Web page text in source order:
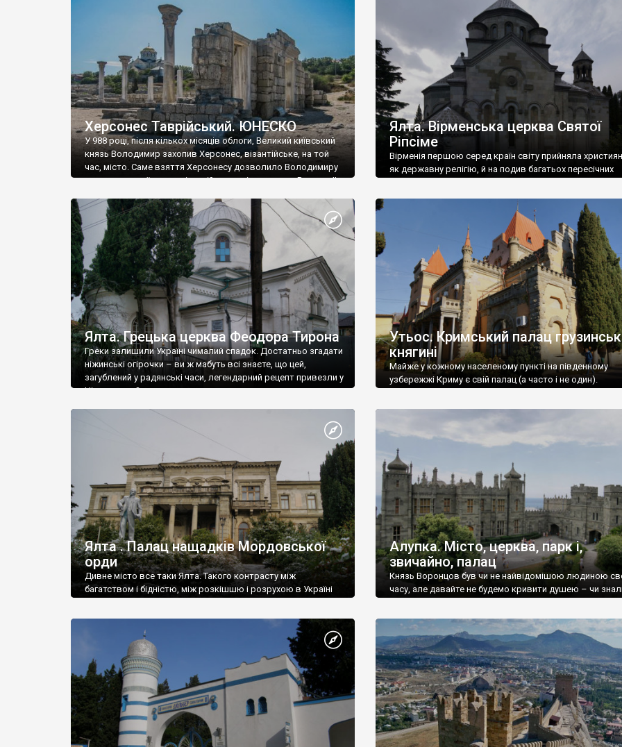
візантійської доби. Раритети викрадені з фондів об’єкту
культурної спадщини ЮНЕСКО «Херсонеса Таврійського».
Офіційно – на виставку «Золото Візантії», але експерти та
влада в Україні вважають це лише […]
називаються «повстяками» (postaki)…” “Вино. Крим
виробляє відмінне вино і його вдосталь: воно все
легке біле і дуже […]
Херсонес Таврійський. ЮНЕСКО
У 988 році, після кількох місяців облоги, Великий київський
князь Володимир захопив Херсонес, візантійське, на той
час, місто. Саме взяття Херсонесу дозволило Володимиру
диктувати свої умови візантійському імператору Василю ІІ,
Херсонесі Володимир-язичник, став Василем-
християнином. А потім було Хрещення Русі. На честь
Херсонесу Таврійського названо місто […]
Ялта. Вірменська церква Святої
Ріпсіме
Вірменія першою серед країн світу прийняла
як державну релігію, й на подив багатьох пересічних
Ялта. Грецька церква Феодора Тирона
Греки залишили Україні чималий спадок. Достатньо згадати
ніжинські огірочки – ви ж мабуть всі знаєте, що цей,
загублений у радянські часи, легендарний рецепт привезли у
Ніжин греки?
Утьос. Кримський палац
княгині
Майже у кожному населеному пункті на південному
узбережжі Криму є свій палац (а часто і не один).
Ялта . Палац нащадків Мордовської
орди
Дивне місто все таки Ялта. Такого контрасту між
багатством і бідністю, між розкішшю і розрухою в Україні
Алупка. Місто, церква, парк і,
звичайно, палац
Князь Воронцов був чи не найвідомішою людиною
часу, але давайте не будемо кривити душею – чи